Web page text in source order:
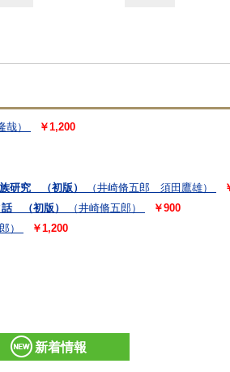
哉）
￥1,200
研究 （初版）
（井崎脩五郎 須田鷹雄）
（初版）
（井崎脩五郎）
￥900
）
￥1,200
新着情報